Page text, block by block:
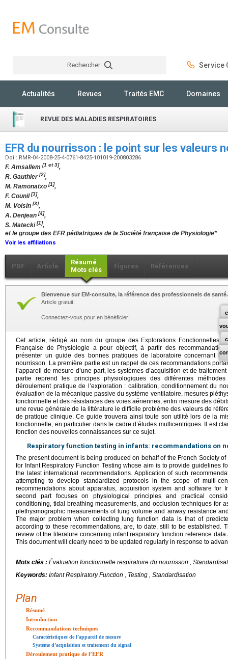
Rechercher Service
Actualités Revues Traités EMC Domaines
REVUE DES MALADIES RESPIRATOIRES
EFR du nourrisson : le point sur les valeurs
Doi : RMR-04-2008-25-4-0761-8425-101019-200803286
F. Amsallem [1 et 3],
R. Gauthier[2],
M. Ramonatxo [1],
F. Counil[3],
M. Voisin [3],
A. Denjean [4],
S. Matecki[1],
et le groupe des EFR pédiatriques de la Société française de Physiologie*
Voir les affiliations
PDF Article
Résumé
Mots clés
Figures Références
Bienvenue sur EM-consulte, la référence des professionnels de santé.
Article gratuit.
Connectez-vous pour en bénéficier!
Cet article, rédigé au nom du groupe des Explorations Fonctionnelles
Française de Physiologie a pour objectif, à partir des
présenter un guide des bonnes pratiques de laboratoire concernant
nourrisson. La première partie est un rappel de ces recommandations
l’appareil de mesure d’une part, les systèmes d’acquisition et de
partie reprend les principes physiologiques des différentes
déroulement pratique de l’exploration : calibration, conditionnement du
évaluation de la mécanique passive du système ventilatoire, mesures
fonctionnelle et des résistances des voies aériennes, enfin mesure des
une revue générale de la littérature le difficile problème des valeurs de
de pratique clinique. Ce guide trouvera ainsi toute son utilité lors de la
fonctionnelle, en particulier dans le cadre d’études multicentriques. Il est
fonction des nouvelles connaissances sur ce sujet.
Respiratory function testing in infants: recommandations on
The present document is being produced on behalf of the French Society
for Infant Respiratory Function Testing whose aim is to provide guidelines
the latest international recommendations. Application of such
attempting to develop standardized protocols in the scope of multi-
recommendations about apparatus, acquisition system and software for
second part focuses on physiological principles and practical
conditioning, tidal breathing measurements, and occlusion techniques for
plethysmographic measurements of lung volume and airway resistance
The major problem when collecting lung function data is that of
according to these recommendations, are, to date, still to be established.
review of the literature concerning infant respiratory function reference
This document will clearly need to be updated regularly in response to
Mots clés : Évaluation fonctionnelle respiratoire du nourrisson ,
Keywords: Infant Respiratory Function , Testing , Standardisation
Plan
Résumé
Introduction
Recommandations techniques
Caractéristiques de l’appareil de mesure
Système d’acquisition et traitement du signal
Déroulement pratique de l’EFR